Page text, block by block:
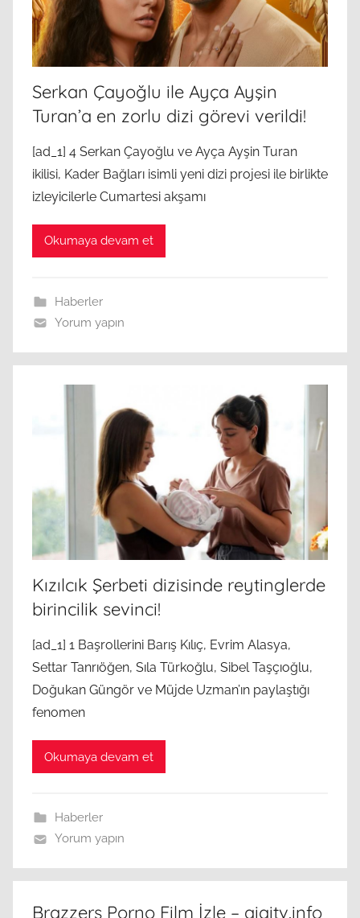
Serkan Çayoğlu ile Ayça Ayşin
Turan’a en zorlu dizi görevi verildi!
[ad_1] 4 Serkan Çayoğlu ve Ayça Ayşin Turan
ikilisi, Kader Bağları isimli yeni dizi projesi ile birlikte
izleyicilerle Cumartesi akşamı
Okumaya devam et
Haberler
Yorum yapın
Kızılcık Şerbeti dizisinde reytinglerde
birincilik sevinci!
[ad_1] 1 Başrollerini Barış Kılıç, Evrim Alasya,
Settar Tanrıöğen, Sıla Türkoğlu, Sibel Taşçıoğlu,
Doğukan Güngör ve Müjde Uzman’ın paylaştığı
fenomen
Okumaya devam et
Haberler
Yorum yapın
Brazzers Porno Film İzle – qiqitv.info